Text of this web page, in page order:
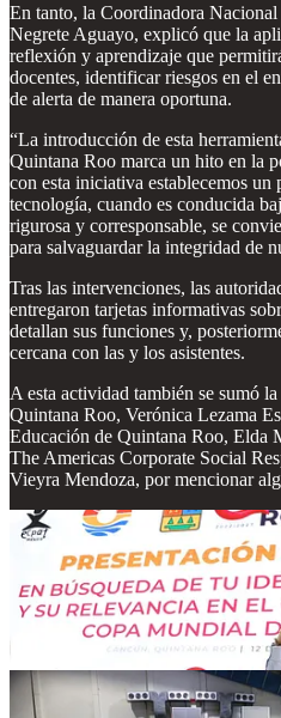
En tanto, la Coordinadora
Negrete Aguayo, explicó que la
reflexión y aprendizaje que
docentes, identificar riesgos en el
de alerta de manera oportuna.
“La introducción de esta
Quintana Roo marca un hito en la
con esta iniciativa establecemos un
tecnología, cuando es conducida
rigurosa y corresponsable, se
para salvaguardar la integridad de
Tras las intervenciones, las
entregaron tarjetas informativas
detallan sus funciones y,
cercana con las y los asistentes.
A esta actividad también se sumó
Quintana Roo, Verónica Lezama
Educación de Quintana Roo, Elda
The Americas Corporate Social
Vieyra Mendoza, por mencionar